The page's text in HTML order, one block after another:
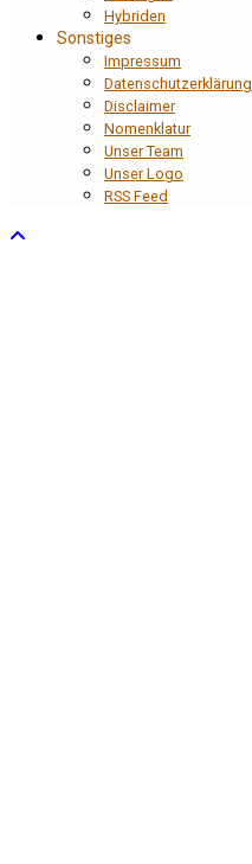
Hybriden
Sonstiges
Impressum
Datenschutzerklärung
Disclaimer
Nomenklatur
Unser Team
Unser Logo
RSS Feed